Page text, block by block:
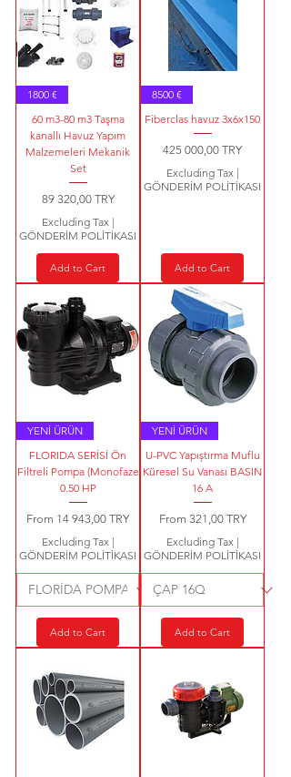
1800 €
60 m3-80 m3 Taşma
kanallı Havuz Yapım
Malzemeleri Mekanik
Set
Price
89 320,00 TRY
Excluding Tax|
GÖNDERİM POLİTİKASI
Add to Cart
8500 €
Fiberclas havuz 3x6x150
Price
425 000,00 TRY
Excluding Tax|
GÖNDERİM POLİTİKASI
Add to Cart
YENİ ÜRÜN
FLORIDA SERİSİ Ön
Filtreli Pompa (Monofaze
0.50 HP
From 14 943,00 TRY
Sale Price
Excluding Tax|
GÖNDERİM POLİTİKASI
Add to Cart
YENİ ÜRÜN
U-PVC Yapıștırma Muflu
Küresel Su Vanası BASIN
16 A
From 321,00 TRY
Sale Price
Excluding Tax|
GÖNDERİM POLİTİKASI
Add to Cart